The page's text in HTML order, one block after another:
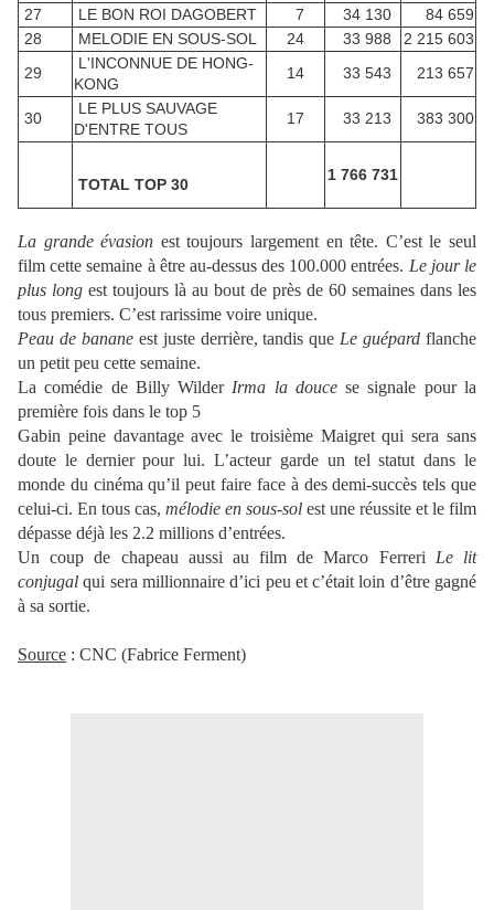
27
LE BON ROI DAGOBERT 7 34 130
84 659
28
MELODIE EN SOUS-SOL 24 33 988
2 215 603
29
L'INCONNUE DE HONG-
KONG
14 33 543 213 657
30
LE PLUS SAUVAGE
D'ENTRE TOUS
17 33 213 383 300
TOTAL TOP 30
1 766 731
La grande évasion est toujours largement en tête. C’est le seul
film cette semaine à être au-dessus des 100.000 entrées. Le jour le
plus long est toujours là au bout de près de 60 semaines dans les
tous premiers. C’est rarissime voire unique.
Peau de banane est juste derrière, tandis que Le guépard flanche
un petit peu cette semaine.
La comédie de Billy Wilder Irma la doucese signale pour la
première fois dans le top 5
Gabin peine davantage avec le troisième Maigret qui sera sans
doute le dernier pour lui. L’acteur garde un tel statut dans le
monde du cinéma qu’il peut faire face à des demi-succès tels que
celui-ci. En tous cas, mélodie en sous-sol est une réussite et le film
dépasse déjà les 2.2 millions d’entrées.
Un coup de chapeau aussi au film de Marco Ferreri Le lit
conjugal qui sera millionnaire d’ici peu et c’était loin d’être gagné
à sa sortie.
Source : CNC (Fabrice Ferment)